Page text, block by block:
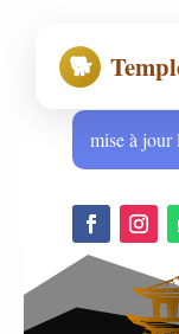
🐕
mise à jour